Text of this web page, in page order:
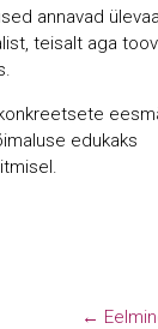
annavad
teisalt aga
edukaks
←